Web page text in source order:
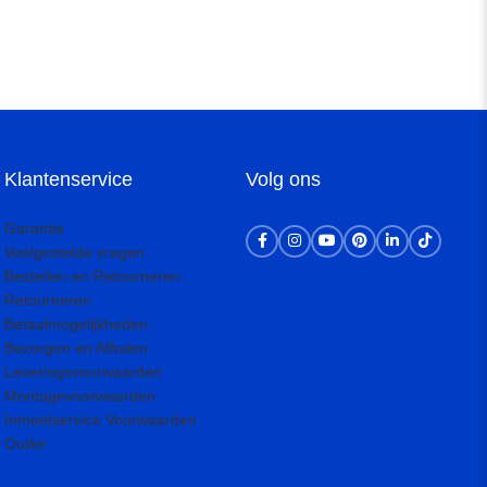
Klantenservice
Garantie
Veelgestelde vragen
Bestellen en Retourneren
Retourneren
Betaalmogelijkheden
Bezorgen en Afhalen
Leveringsvoorwaarden
Montagevoorwaarden
Inmeetservice Voorwaarden
Outlet
Volg ons